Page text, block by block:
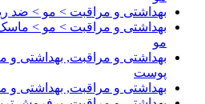
بهداشتی و مراقبت > مو > ضد
بهداشتی و مراقبت > مو >
مو
بهداشتی و مراقبت, بهداشتی
پوست
بهداشتی و مراقبت, بهداشتی و